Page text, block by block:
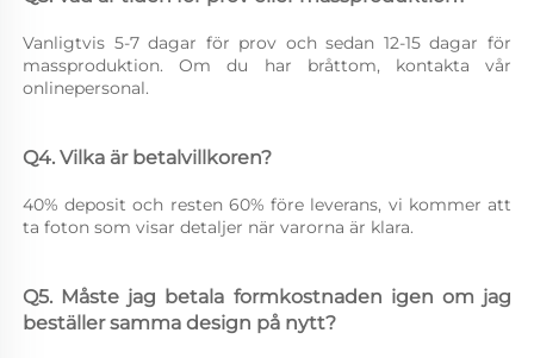
Vanligtvis 5-7 dagar för prov och sedan 12-15 dagar för
massproduktion. Om du har bråttom, kontakta vår
onlinepersonal.
Q4. Vilka är betalvillkoren?
40% deposit och resten 60% före leverans, vi kommer att
ta foton som visar detaljer när varorna är klara.
Q5. Måste jag betala formkostnaden igen om jag
beställer samma design på nytt?